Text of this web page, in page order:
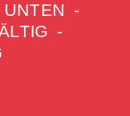
-
-